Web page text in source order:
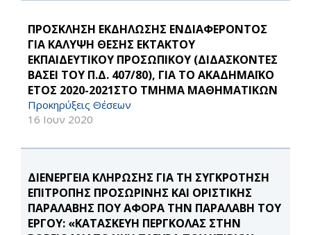
ΠΡΟΣΚΛΗΣΗ ΕΚΔΗΛΩΣΗΣ ΕΝΔΙΑΦΕΡΟΝΤΟΣ
ΓΙΑ ΚΑΛΥΨΗ ΘΕΣΗΣ ΕΚΤΑΚΤΟΥ
ΕΚΠΑΙΔΕΥΤΙΚΟΥ ΠΡΟΣΩΠΙΚΟΥ (ΔΙΔΑΣΚΟΝΤΕΣ
ΒΑΣΕΙ ΤΟΥ Π.Δ. 407/80), ΓΙΑ ΤΟ ΑΚΑΔΗΜΑΪΚΟ
ΕΤΟΣ 2020-2021ΣΤΟ ΤΜΗΜΑ ΜΑΘΗΜΑΤΙΚΩΝ
Προκηρύξεις Θέσεων
16 Ιουν 2020
ΔΙΕΝΕΡΓΕΙΑ ΚΛΗΡΩΣΗΣ ΓΙΑ ΤΗ ΣΥΓΚΡΟΤΗΣΗ
ΕΠΙΤΡΟΠΗΣ ΠΡΟΣΩΡΙΝΗΣ ΚΑΙ ΟΡΙΣΤΙΚΗΣ
ΠΑΡΑΛΑΒΗΣ ΠΟΥ ΑΦΟΡΑ ΤΗΝ ΠΑΡΑΛΑΒΗ ΤΟΥ
ΕΡΓΟΥ: «ΚΑΤΑΣΚΕΥΗ ΠΕΡΓΚΟΛΑΣ ΣΤΗΝ